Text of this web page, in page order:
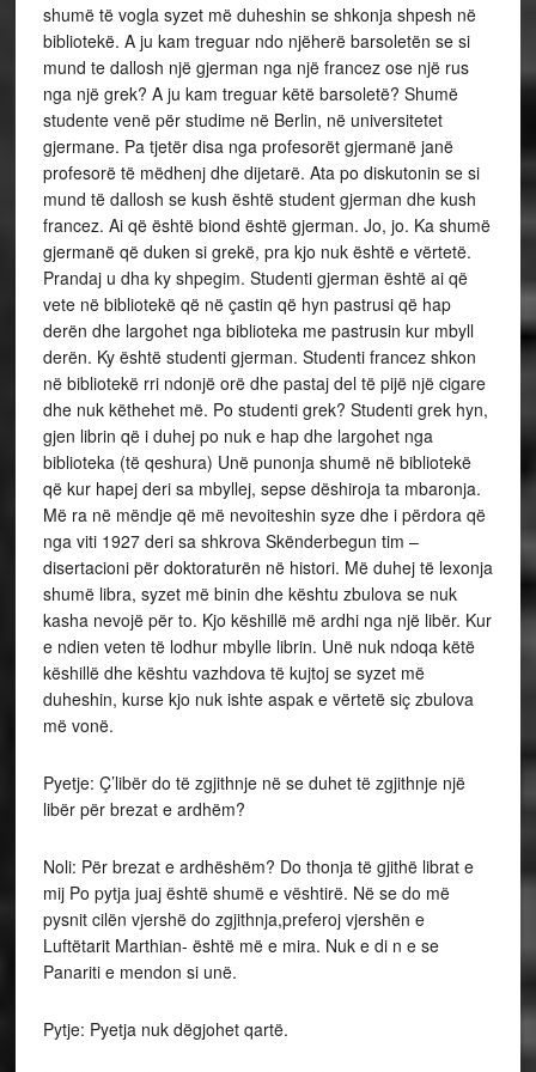
shumë të vogla syzet më duheshin se shkonja shpesh në
bibliotekë. A ju kam treguar ndo njëherë barsoletën se si
mund te dallosh një gjerman nga një francez ose një rus
nga një grek? A ju kam treguar këtë barsoletë? Shumë
studente venë për studime në Berlin, në universitetet
gjermane. Pa tjetër disa nga profesorët gjermanë janë
profesorë të mëdhenj dhe dijetarë. Ata po diskutonin se si
mund të dallosh se kush është student gjerman dhe kush
francez. Ai që është biond është gjerman. Jo, jo. Ka shumë
gjermanë që duken si grekë, pra kjo nuk është e vërtetë.
Prandaj u dha ky shpegim. Studenti gjerman është ai që
vete në bibliotekë që në çastin që hyn pastrusi që hap
derën dhe largohet nga biblioteka me pastrusin kur mbyll
derën. Ky është studenti gjerman. Studenti francez shkon
në bibliotekë rri ndonjë orë dhe pastaj del të pijë një cigare
dhe nuk këthehet më. Po studenti grek? Studenti grek hyn,
gjen librin që i duhej po nuk e hap dhe largohet nga
biblioteka (të qeshura) Unë punonja shumë në bibliotekë
që kur hapej deri sa mbyllej, sepse dëshiroja ta mbaronja.
Më ra në mëndje që më nevoiteshin syze dhe i përdora që
nga viti 1927 deri sa shkrova Skënderbegun tim –
disertacioni për doktoraturën në histori. Më duhej të lexonja
shumë libra, syzet më binin dhe kështu zbulova se nuk
kasha nevojë për to. Kjo këshillë më ardhi nga një libër. Kur
e ndien veten të lodhur mbylle librin. Unë nuk ndoqa këtë
këshillë dhe kështu vazhdova të kujtoj se syzet më
duheshin, kurse kjo nuk ishte aspak e vërtetë siç zbulova
më vonë.
Pyetje: Ç’libër do të zgjithnje në se duhet të zgjithnje një
libër për brezat e ardhëm?
Noli: Për brezat e ardhëshëm? Do thonja të gjithë librat e
mij Po pytja juaj është shumë e vështirë. Në se do më
pysnit cilën vjershë do zgjithnja,preferoj vjershën e
Luftëtarit Marthian- është më e mira. Nuk e di n e se
Panariti e mendon si unë.
Pytje: Pyetja nuk dëgjohet qartë.